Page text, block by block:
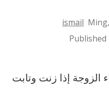
ismail
Published